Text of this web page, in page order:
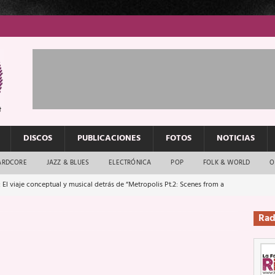
DISCOS PUBLICACIONES FOTOS NOTICIAS
JAZZ & BLUES ELECTRÓNICA POP FOLK & WORLD
El viaje conceptual y musical detrás de “Metropolis Pt.2: Scenes from a
El rock urbano sigue en buenas manos